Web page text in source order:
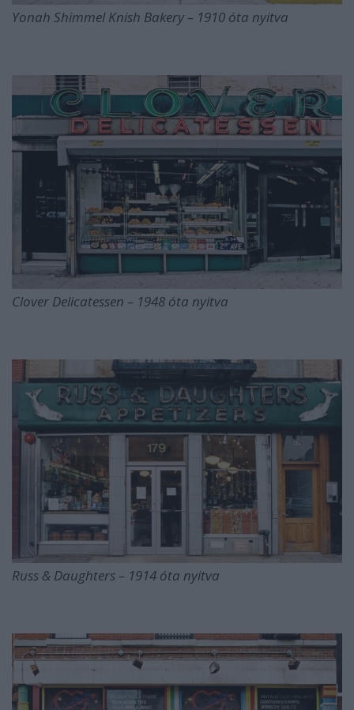
Yonah Shimmel Knish Bakery – 1910 óta nyitva
Clover Delicatessen – 1948 óta nyitva
Russ & Daughters – 1914 óta nyitva